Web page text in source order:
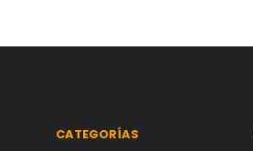
CATEGORÍAS